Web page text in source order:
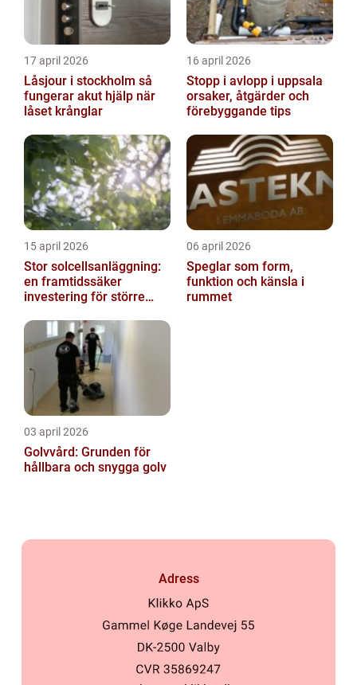
17 april 2026
Låsjour i stockholm så
fungerar akut hjälp när
låset krånglar
16 april 2026
Stopp i avlopp i uppsala
orsaker, åtgärder och
förebyggande tips
15 april 2026
Stor solcellsanläggning:
en framtidssäker
investering för större
06 april 2026
Speglar som form,
funktion och känsla i
rummet
03 april 2026
Golvvård: Grunden för
hållbara och snygga golv
Adress